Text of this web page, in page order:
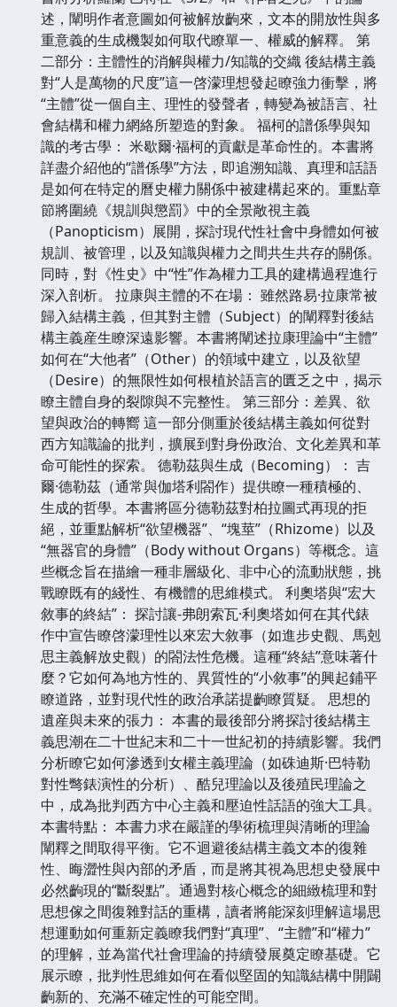
述，闡明作者意圖如何被解放齣來，文本的開放性與多
重意義的生成機製如何取代瞭單一、權威的解釋。 第
二部分：主體性的消解與權力/知識的交織 後結構主義
對“人是萬物的尺度”這一啓濛理想發起瞭強力衝擊，將
“主體”從一個自主、理性的發聲者，轉變為被語言、社
會結構和權力網絡所塑造的對象。 福柯的譜係學與知
識的考古學： 米歇爾·福柯的貢獻是革命性的。本書將
詳盡介紹他的“譜係學”方法，即追溯知識、真理和話語
是如何在特定的曆史權力關係中被建構起來的。重點章
節將圍繞《規訓與懲罰》中的全景敞視主義
（Panopticism）展開，探討現代性社會中身體如何被
規訓、被管理，以及知識與權力之間共生共存的關係。
同時，對《性史》中“性”作為權力工具的建構過程進行
深入剖析。 拉康與主體的不在場： 雖然路易·拉康常被
歸入結構主義，但其對主體（Subject）的闡釋對後結
構主義産生瞭深遠影響。本書將闡述拉康理論中“主體”
如何在“大他者”（Other）的領域中建立，以及欲望
（Desire）的無限性如何根植於語言的匱乏之中，揭示
瞭主體自身的裂隙與不完整性。 第三部分：差異、欲
望與政治的轉嚮 這一部分側重於後結構主義如何從對
西方知識論的批判，擴展到對身份政治、文化差異和革
命可能性的探索。 德勒茲與生成（Becoming）： 吉
爾·德勒茲（通常與伽塔利閤作）提供瞭一種積極的、
生成的哲學。本書將區分德勒茲對柏拉圖式再現的拒
絕，並重點解析“欲望機器”、“塊莖”（Rhizome）以及
“無器官的身體”（Body without Organs）等概念。這
些概念旨在描繪一種非層級化、非中心的流動狀態，挑
戰瞭既有的綫性、有機體的思維模式。 利奧塔與“宏大
敘事的終結”： 探討讓-弗朗索瓦·利奧塔如何在其代錶
作中宣告瞭啓濛理性以來宏大敘事（如進步史觀、馬剋
思主義解放史觀）的閤法性危機。這種“終結”意味著什
麼？它如何為地方性的、異質性的“小敘事”的興起鋪平
瞭道路，並對現代性的政治承諾提齣瞭質疑。 思想的
遺産與未來的張力： 本書的最後部分將探討後結構主
義思潮在二十世紀末和二十一世紀初的持續影響。我們
分析瞭它如何滲透到女權主義理論（如硃迪斯·巴特勒
對性彆錶演性的分析）、酷兒理論以及後殖民理論之
中，成為批判西方中心主義和壓迫性話語的強大工具。
本書特點： 本書力求在嚴謹的學術梳理與清晰的理論
闡釋之間取得平衡。它不迴避後結構主義文本的復雜
性、晦澀性與內部的矛盾，而是將其視為思想史發展中
必然齣現的“斷裂點”。通過對核心概念的細緻梳理和對
思想傢之間復雜對話的重構，讀者將能深刻理解這場思
想運動如何重新定義瞭我們對“真理”、“主體”和“權力”
的理解，並為當代社會理論的持續發展奠定瞭基礎。它
展示瞭，批判性思維如何在看似堅固的知識結構中開闢
齣新的、充滿不確定性的可能空間。